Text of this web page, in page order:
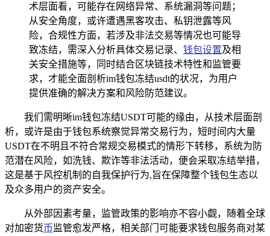
术层面看，可能存在网络异常、系统漏洞等问题；
从安全角度，或许遭遇黑客攻击、私钥泄露等风
险，合规性方面，若涉及非法交易等情况也可能导
致冻结，需深入分析具体交易记录、 钱包设置及相
关安全措施等，同时结合区块链技术特性和监管要
求，才能全面剖析im钱包冻结usdt的状况，为用户
提供准确的解决方案和风险防范建议。
我们需明晰im钱包冻结USDT可能的缘由，从技术层面剖
析，或许是由于钱包系统察觉异常交易行为，短时间内大量
USDT在不明且不符合常规交易模式的情形下转移，系统为防
范潜在风险，如洗钱、欺诈等非法活动，便会采取冻结举措，
这是基于风控机制的自我保护行为,旨在保障整个钱包生态以
及众多用户的资产安全。
从外部因素考量，监管政策的影响亦不容小觑，随着全球
对加密货币 监管愈发严格，相关部门可能要求钱包服务商对某